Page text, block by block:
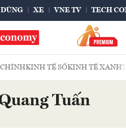
XE VNE TV TECH
KINH TẾ SỐKINH TẾ XANH
Tuấn